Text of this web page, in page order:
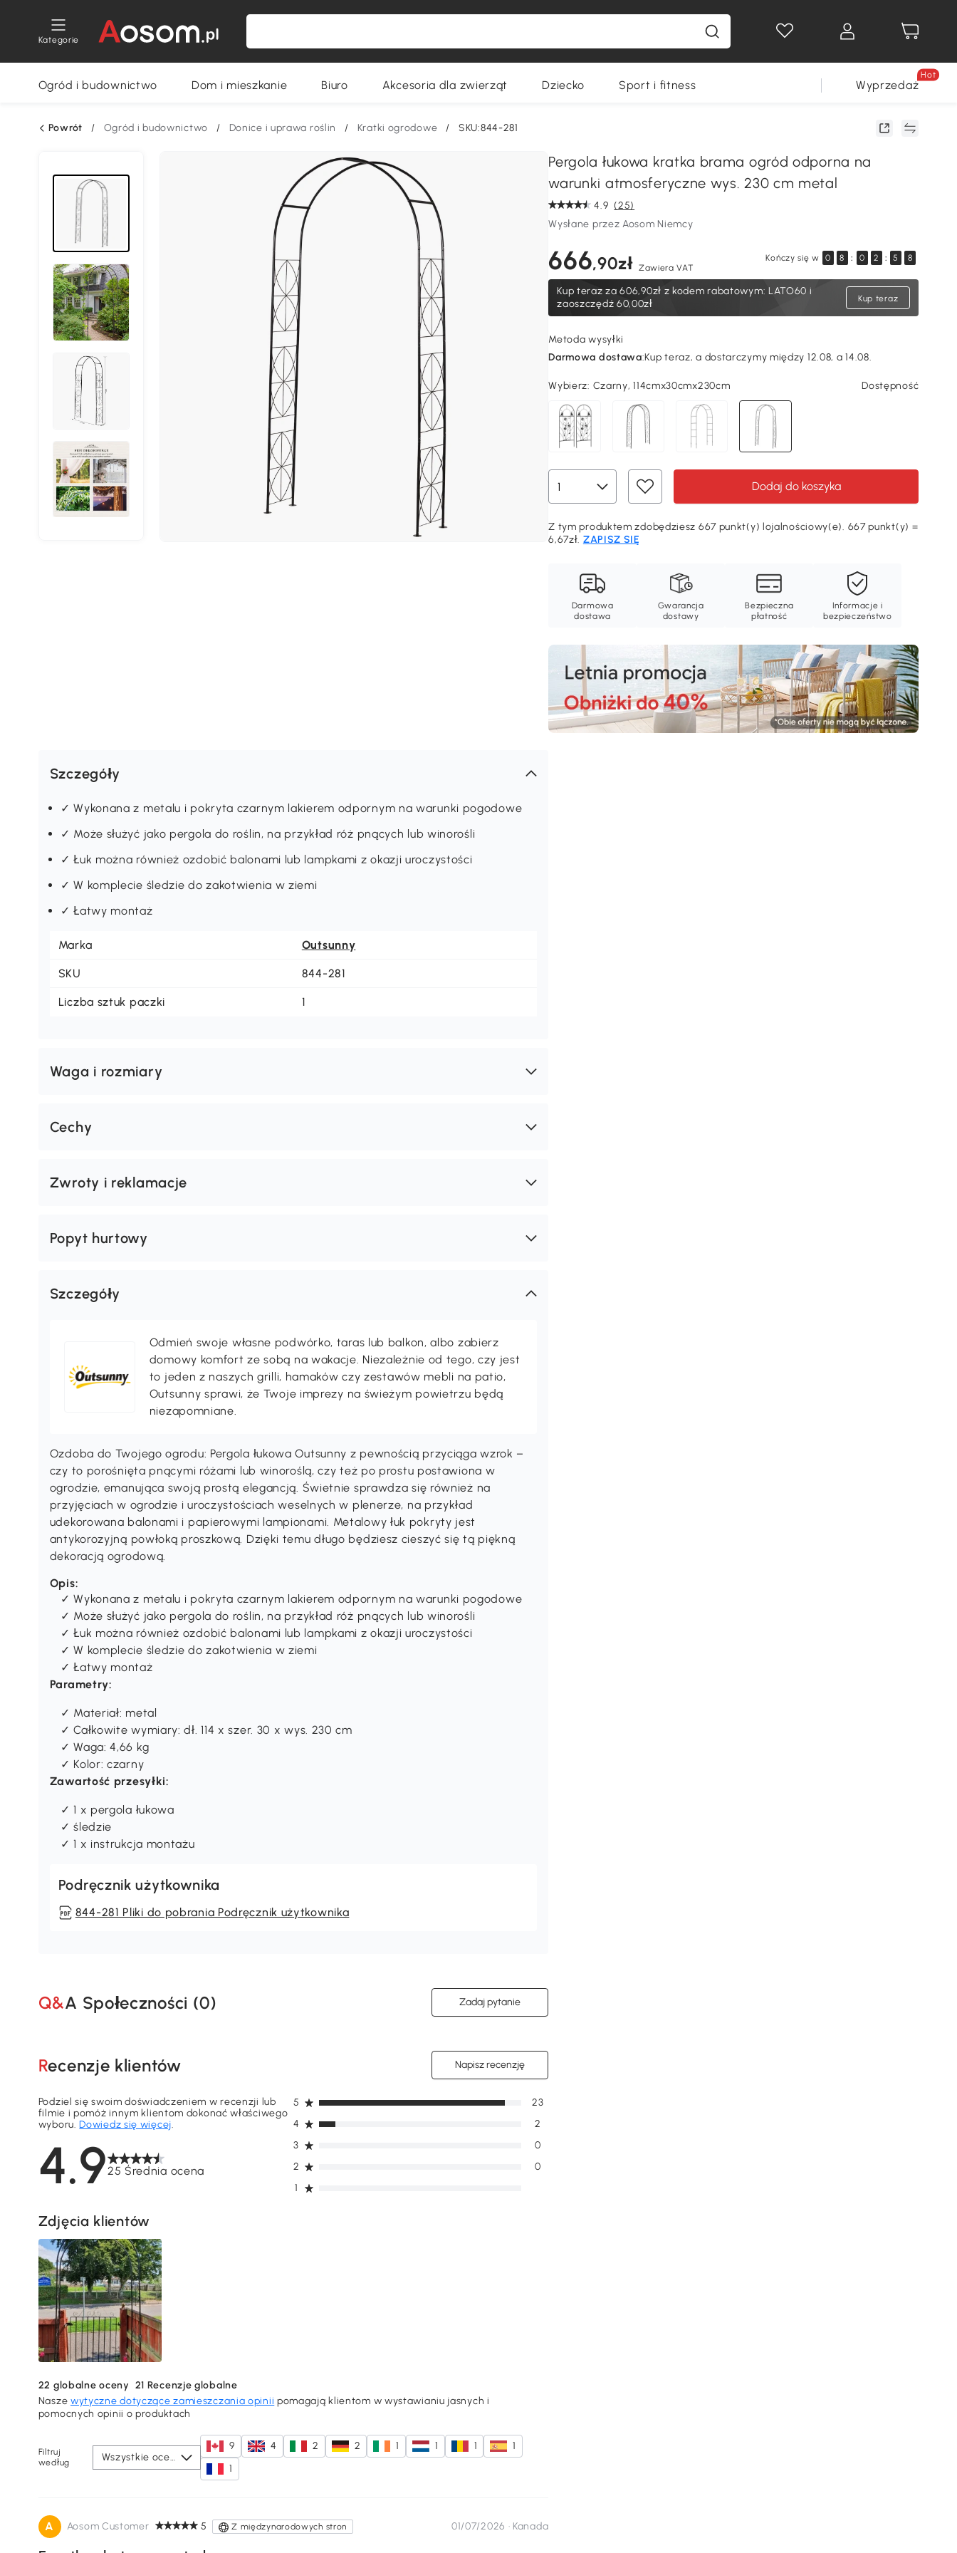
Kategorie
Ogród i budownictwo Dom i mieszkanie Biuro Akcesoria dla zwierząt Dziecko Sport i fitness Wyprzedaż
Hot
Powrót / Ogród i budownictwo / Donice i uprawa roślin / Kratki ogrodowe / SKU:844-281
Pergola łukowa kratka brama ogród odporna na
warunki atmosferyczne wys. 230 cm metal
4.9 (25)
Wysłane przez Aosom Niemcy
666,90zł Zawiera VAT
Kończy się w 0 8 : 0 2 : 5 7
Kup teraz za606,90zł z kodem rabatowym: LATO60 i
zaoszczędź 60,00zł
Kup teraz
Metoda wysyłki
Darmowa dostawa:Kup teraz, a dostarczymy między 12.08, a 14.08.
Wybierz: Czarny, 114cmx30cmx230cm Dostępność
Dodaj do koszyka
Z tym produktem zdobędziesz 667 punkt(y) lojalnościowy(e). 667 punkt(y) =
6,67zł. ZAPISZ SIĘ
Darmowa
dostawa
Gwarancja
dostawy
Bezpieczna
płatność
Informacje i
bezpieczeństwo
Szczegóły
✓ Wykonana z metalu i pokryta czarnym lakierem odpornym na warunki pogodowe
✓ Może służyć jako pergola do roślin, na przykład róż pnących lub winorośli
✓ Łuk można również ozdobić balonami lub lampkami z okazji uroczystości
✓ W komplecie śledzie do zakotwienia w ziemi
✓ Łatwy montaż
Marka Outsunny
SKU 844-281
Liczba sztuk paczki 1
Waga i rozmiary
Cechy
Zwroty i reklamacje
Popyt hurtowy
Szczegóły
Odmień swoje własne podwórko, taras lub balkon, albo zabierz
domowy komfort ze sobą na wakacje. Niezależnie od tego, czy jest
to jeden z naszych grilli, hamaków czy zestawów mebli na patio,
Outsunny sprawi, że Twoje imprezy na świeżym powietrzu będą
niezapomniane.
Ozdoba do Twojego ogrodu: Pergola łukowa Outsunny z pewnością przyciąga wzrok –
czy to porośnięta pnącymi różami lub winoroślą, czy też po prostu postawiona w
ogrodzie, emanująca swoją prostą elegancją. Świetnie sprawdza się również na
przyjęciach w ogrodzie i uroczystościach weselnych w plenerze, na przykład
udekorowana balonami i papierowymi lampionami. Metalowy łuk pokryty jest
antykorozyjną powłoką proszkową. Dzięki temu długo będziesz cieszyć się tą piękną
dekoracją ogrodową.
Opis:
✓ Wykonana z metalu i pokryta czarnym lakierem odpornym na warunki pogodowe
✓ Może służyć jako pergola do roślin, na przykład róż pnących lub winorośli
✓ Łuk można również ozdobić balonami lub lampkami z okazji uroczystości
✓ W komplecie śledzie do zakotwienia w ziemi
✓ Łatwy montaż
Parametry:
✓ Materiał: metal
✓ Całkowite wymiary: dł. 114 x szer. 30 x wys. 230 cm
✓ Waga: 4,66 kg
✓ Kolor: czarny
Zawartość przesyłki:
✓ 1 x pergola łukowa
✓ śledzie
✓ 1 x instrukcja montażu
Podręcznik użytkownika
844-281 Pliki do pobrania Podręcznik użytkownika
Q&A Społeczności (0) Zadaj pytanie
Recenzje klientów Napisz recenzję
4.925 Średnia ocena
Podziel się swoim doświadczeniem w recenzji lub
filmie i pomóż innym klientom dokonać właściwego
wyboru.Dowiedz się więcej.
1
2 0
3 0
4 2
5 23
Zdjęcia klientów
22 globalne oceny 21 Recenzje globalne
Nasze wytyczne dotyczące zamieszczania opinii pomagają klientom w wystawianiu jasnych i
pomocnych opinii o produktach
Filtruj
według
Wszystkie oceny
9 4 2 2 1 1 1
1
1
A Aosom Customer 5 Z międzynarodowych stron 01/07/2026 · Kanada